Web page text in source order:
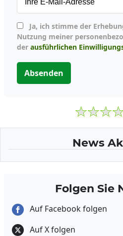
Nutzung meiner
der ausführlichen
Absenden
News
Folgen Sie
Auf Facebook folgen
Auf X folgen